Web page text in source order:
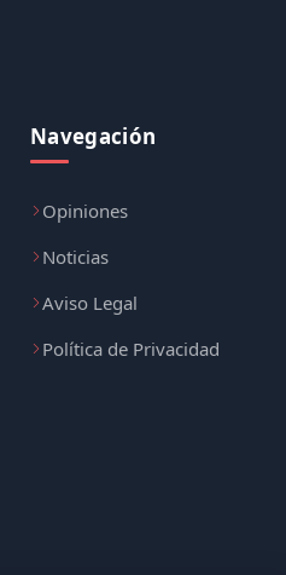
Navegación
Opiniones
Noticias
Aviso Legal
Política de Privacidad